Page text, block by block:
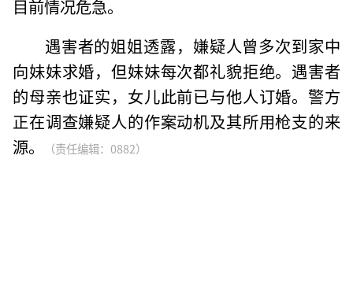
目前情况危急。
遇害者的姐姐透露，嫌疑人曾多次到家中
向妹妹求婚，但妹妹每次都礼貌拒绝。遇害者
的母亲也证实，女儿此前已与他人订婚。警方
正在调查嫌疑人的作案动机及其所用枪支的来
源。
（责任编辑：0882）